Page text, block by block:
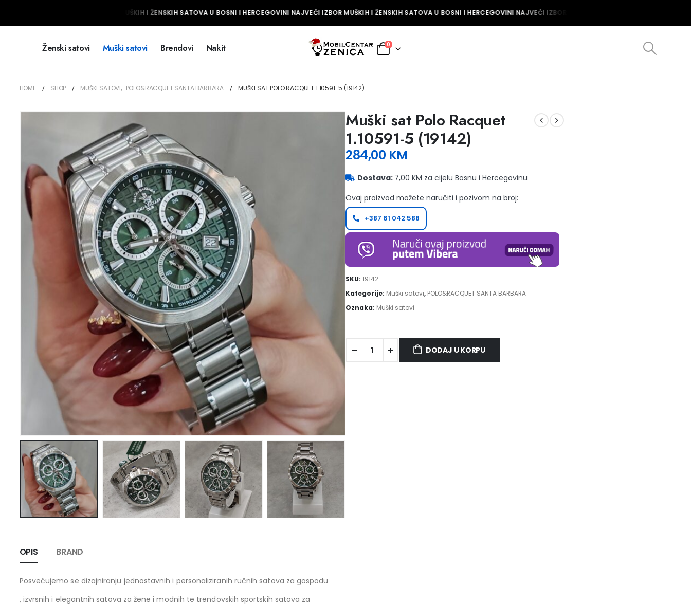
NAJVEĆI IZBOR MUŠKIH I ŽENSKIH SATOVA U BOSNI I HERCEGOVINI NAJVEĆI IZBOR MUŠKIH I ŽENSKIH SATOVA U BOSNI I HERCEGOVINI NAJVEĆI IZBOR MUŠKIH I ŽENSKIH SATOVA U
Ženski satovi Muški satovi Brendovi Nakit 0
HOME SHOP MUŠKI SATOVI, POLO&RACQUET SANTA BARBARA MUŠKI SAT POLO RACQUET 1.10591-5 (19142)
OPIS BRAND
Posvećujemo se dizajniranju jednostavnih i personaliziranih ručnih satova za gospodu
, izvrsnih i elegantnih satova za žene i modnih te trendovskih sportskih satova za
Muški sat Polo Racquet
1.10591-5 (19142)
284,00 KM
Dostava: 7,00 KM za cijelu Bosnu i Hercegovinu
Ovaj proizvod možete naručiti i pozivom na broj:
+387 61 042 588
SKU: 19142
Kategorije: Muški satovi, POLO&RACQUET SANTA BARBARA
Oznaka: Muški satovi
DODAJ U KORPU